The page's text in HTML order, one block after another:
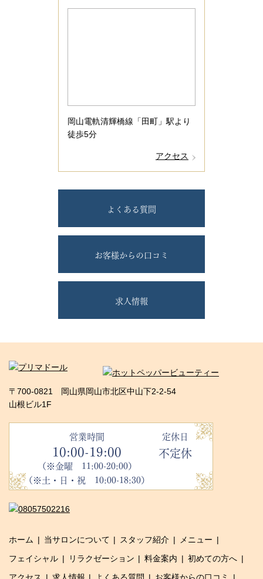
岡山電軌清輝橋線「田町」駅より
徒歩5分
アクセス
よくある質問
お客様からの口コミ
求人情報
〒700-0821 岡山県岡山市北区中山下2-2-54
山根ビル1F
営業時間
10:00-19:00
（※金曜 11:00-20:00）
（※土・日・祝 10:00-18:30）
定休日
不定休
ホーム 当サロンについて スタッフ紹介
メニュー
フェイシャル
リラクゼーション 料金案内
初めての方へ